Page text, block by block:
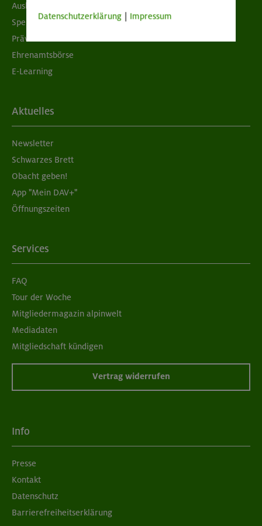
Ausbildung & Jobs
Spenden
Prävention sexualisierter Gewalt
Ehrenamtsbörse
E-Learning
Aktuelles
Newsletter
Schwarzes Brett
Obacht geben!
App "Mein DAV+"
Öffnungszeiten
Services
FAQ
Tour der Woche
Mitgliedermagazin alpinwelt
Mediadaten
Mitgliedschaft kündigen
Vertrag widerrufen
Info
Presse
Kontakt
Datenschutz
Barrierefreiheitserklärung
Datenschutzerklärung Impressum